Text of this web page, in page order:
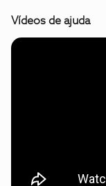
Vídeos de ajuda